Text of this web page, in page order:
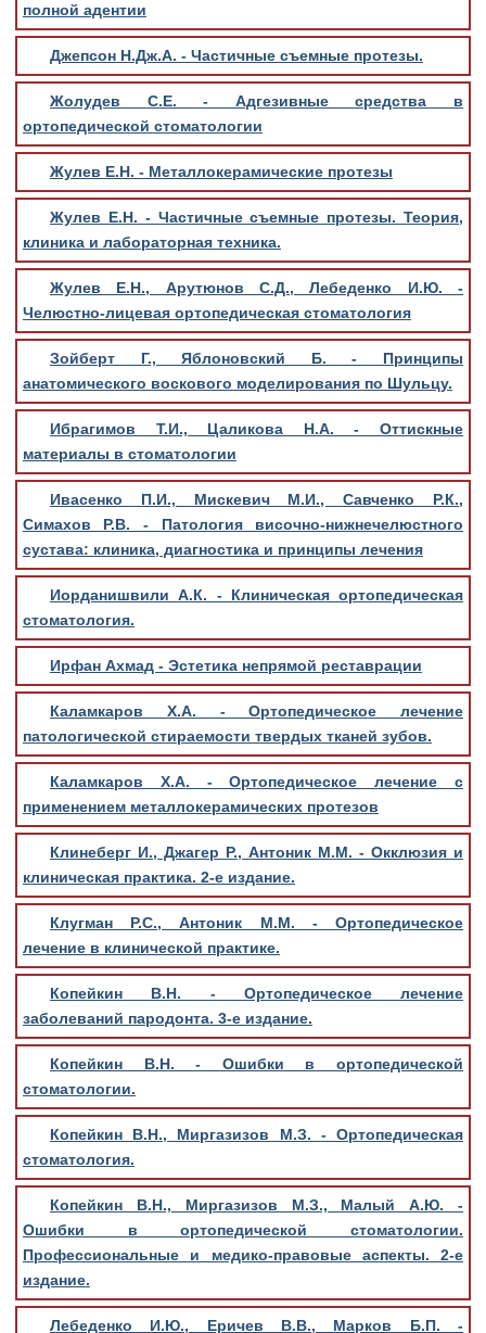
полной адентии
Джепсон Н.Дж.А. - Частичные съемные протезы.
Жолудев С.Е. - Адгезивные средства в
ортопедической стоматологии
Жулев Е.Н. - Металлокерамические протезы
Жулев Е.Н. - Частичные съемные протезы. Теория,
клиника и лабораторная техника.
Жулев Е.Н., Арутюнов С.Д., Лебеденко И.Ю. -
Челюстно-лицевая ортопедическая стоматология
Зойберт Г., Яблоновский Б. - Принципы
анатомического воскового моделирования по Шульцу.
Ибрагимов Т.И., Цаликова Н.А. - Оттискные
материалы в стоматологии
Ивасенко П.И., Мискевич М.И., Савченко Р.К.,
Симахов Р.В. - Патология височно-нижнечелюстного
сустава: клиника, диагностика и принципы лечения
Иорданишвили А.К. - Клиническая ортопедическая
стоматология.
Ирфан Ахмад - Эстетика непрямой реставрации
Каламкаров Х.А. - Ортопедическое лечение
патологической стираемости твердых тканей зубов.
Каламкаров Х.А. - Ортопедическое лечение с
применением металлокерамических протезов
Клинеберг И., Джагер Р., Антоник М.М. - Окклюзия и
клиническая практика. 2-е издание.
Клугман Р.С., Антоник М.М. - Ортопедическое
лечение в клинической практике.
Копейкин В.Н. - Ортопедическое лечение
заболеваний пародонта. 3-е издание.
Копейкин В.Н. - Ошибки в ортопедической
стоматологии.
Копейкин В.Н., Миргазизов М.З. - Ортопедическая
стоматология.
Копейкин В.Н., Миргазизов М.З., Малый А.Ю. -
Ошибки в ортопедической стоматологии.
Профессиональные и медико-правовые аспекты. 2-е
издание.
Лебеденко И.Ю., Еричев В.В., Марков Б.П. -